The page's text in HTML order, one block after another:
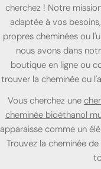
cherchez ! Notre
adaptée à vos
propres cheminées ou
nous avons dans
boutique en ligne ou
trouver la cheminée ou
Vous cherchez une
cheminée bioéthanol
apparaisse comme un
Trouvez la cheminée